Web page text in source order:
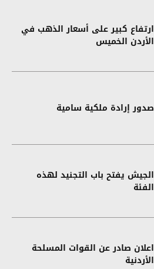
ارتفاع كبير على أسعار الذهب في
الأردن الخميس
صدور إرادة ملكية سامية
الجيش يفتح باب التجنيد لهذه
الفئة
اعلان صادر عن القوات المسلحة
الأردنية